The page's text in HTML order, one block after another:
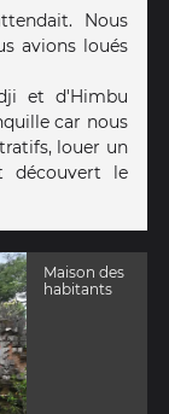
Nous
avions loués
et d'Himbu
car nous
louer un
découvert le
Maison des
habitants